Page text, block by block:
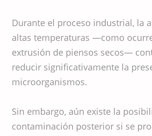
Durante el proceso industrial, la
altas temperaturas —como
extrusión de piensos secos—
reducir significativamente la
microorganismos.
Sin embargo, aún existe la
contaminación posterior si se